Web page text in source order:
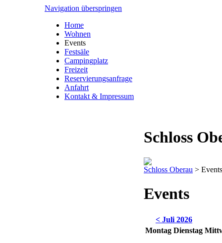
Navigation überspringen
Home
Wohnen
Events
Festsäle
Campingplatz
Freizeit
Reservierungsanfrage
Anfahrt
Kontakt & Impressum
Schloss
Schloss Oberau > Events
Events
< Juli 2026
Montag Dienstag